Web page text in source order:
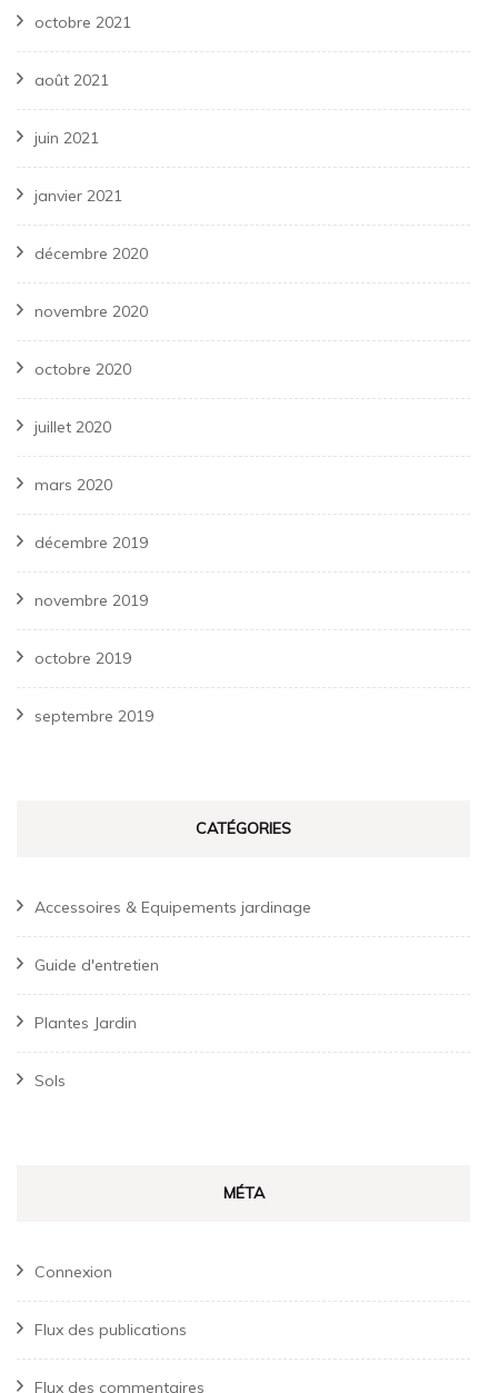
octobre 2021
août 2021
juin 2021
janvier 2021
décembre 2020
novembre 2020
octobre 2020
juillet 2020
mars 2020
décembre 2019
novembre 2019
octobre 2019
septembre 2019
CATÉGORIES
Accessoires & Equipements jardinage
Guide d'entretien
Plantes Jardin
Sols
MÉTA
Connexion
Flux des publications
Flux des commentaires